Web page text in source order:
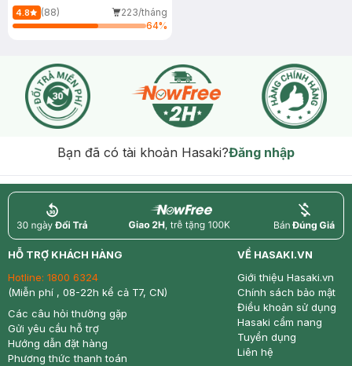
4.8 (88)
223/tháng
64%
Bạn đã có tài khoản Hasaki?Đăng nhập
return nowfree price
HỖ TRỢ KHÁCH HÀNG
Hotline: 1800 6324
(Miễn phí , 08-22h kể cả T7, CN)
Các câu hỏi thường gặp
Gửi yêu cầu hỗ trợ
Hướng dẫn đặt hàng
Phương thức thanh toán
VỀ HASAKI.VN
Giới thiệu Hasaki.vn
Chính sách bảo mật
Điều khoản sử dụng
Hasaki cẩm nang
Tuyển dụng
Liên hệ